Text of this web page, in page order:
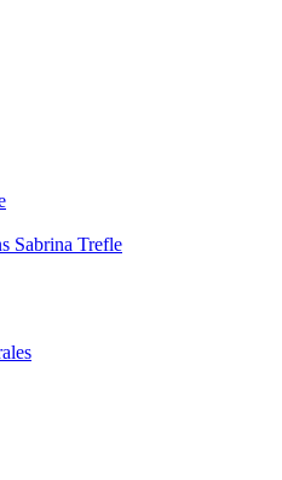
Sabrina Trefle